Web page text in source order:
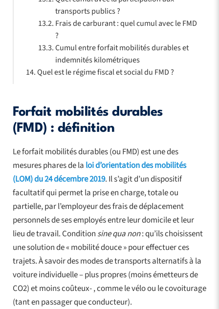
Forfait mobilités durables
(FMD) : définition
Le forfait mobilités durables (ou FMD) est une des
mesures phares de la loi d’orientation des mobilités
(LOM) du 24 décembre 2019. Il s’agit d’un dispositif
facultatif qui permet la prise en charge, totale ou
partielle, par l’employeur des frais de déplacement
personnels de ses employés entre leur domicile et leur
lieu de travail. Condition sine qua non: qu’ils choisissent
une solution de « mobilité douce » pour effectuer ces
trajets. À savoir des modes de transports alternatifs à la
voiture individuelle – plus propres (moins émetteurs de
CO2) et moins coûteux- , comme le vélo ou le covoiturage
(tant en passager que conducteur).
transports publics ?
Frais de carburant : quel cumul avec le FMD
?
Cumul entre forfait mobilités durables et
indemnités kilométriques
Quel est le régime fiscal et social du FMD ?